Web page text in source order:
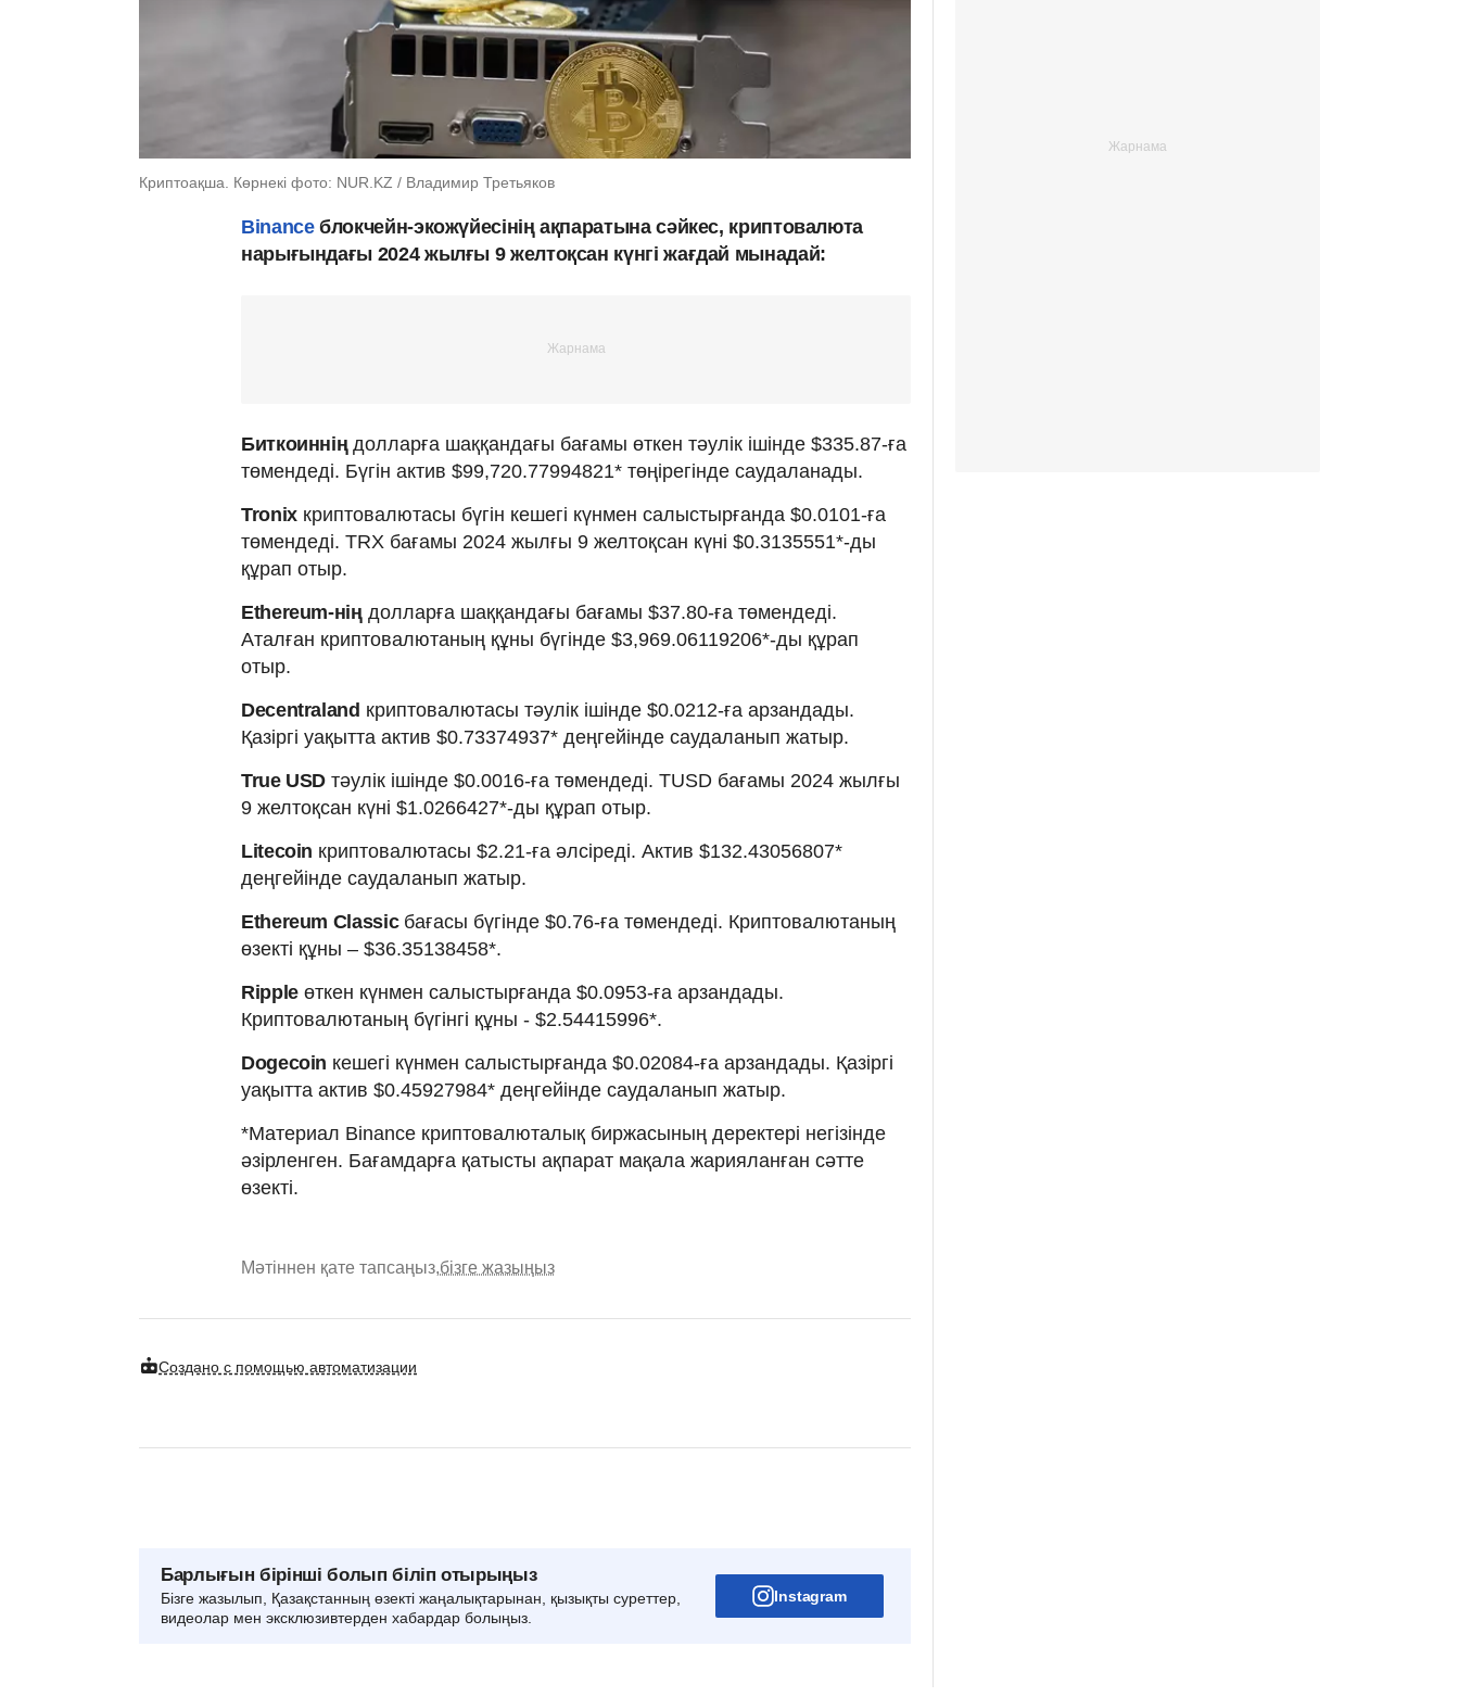
Криптоақша. Көрнекі фото: NUR.KZ / Владимир Третьяков
Binanceблокчейн-экожүйесінің ақпаратына сәйкес, криптовалюта
нарығындағы 2024 жылғы 9 желтоқсан күнгі жағдай мынадай:
Биткоинніңдолларға шаққандағы бағамы өткен тәулік ішінде $335.87-ға
төмендеді. Бүгін актив $99,720.77994821* төңірегінде саудаланады.
Tronixкриптовалютасы бүгін кешегі күнмен салыстырғанда $0.0101-ға
төмендеді. TRX бағамы 2024 жылғы 9 желтоқсан күні $0.3135551*-ды
құрап отыр.
Ethereum-ніңдолларға шаққандағы бағамы $37.80-ға төмендеді.
Аталған криптовалютаның құны бүгінде $3,969.06119206*-ды құрап
отыр.
Decentraland криптовалютасы тәулік ішінде $0.0212-ға арзандады.
Қазіргі уақытта актив $0.73374937* деңгейінде саудаланып жатыр.
True USD тәулік ішінде $0.0016-ға төмендеді. TUSD бағамы 2024 жылғы
9 желтоқсан күні $1.0266427*-ды құрап отыр.
Litecoin криптовалютасы $2.21-ға әлсіреді. Актив $132.43056807*
деңгейінде саудаланып жатыр.
Ethereum Classicбағасы бүгінде $0.76-ға төмендеді. Криптовалютаның
өзекті құны – $36.35138458*.
Rippleөткен күнмен салыстырғанда $0.0953-ға арзандады.
Криптовалютаның бүгінгі құны - $2.54415996*.
Dogecoin кешегі күнмен салыстырғанда $0.02084-ға арзандады. Қазіргі
уақытта актив $0.45927984* деңгейінде саудаланып жатыр.
*Материал Binance криптовалюталық биржасының деректері негізінде
әзірленген. Бағамдарға қатысты ақпарат мақала жарияланған сәтте
өзекті.
Мәтіннен қате тапсаңыз,бізге жазыңыз
Создано с помощью автоматизации
Барлығын бірінші болып біліп отырыңыз
Бізге жазылып, Қазақстанның өзекті жаңалықтарынан, қызықты суреттер,
видеолар мен эксклюзивтерден хабардар болыңыз.
Instagram